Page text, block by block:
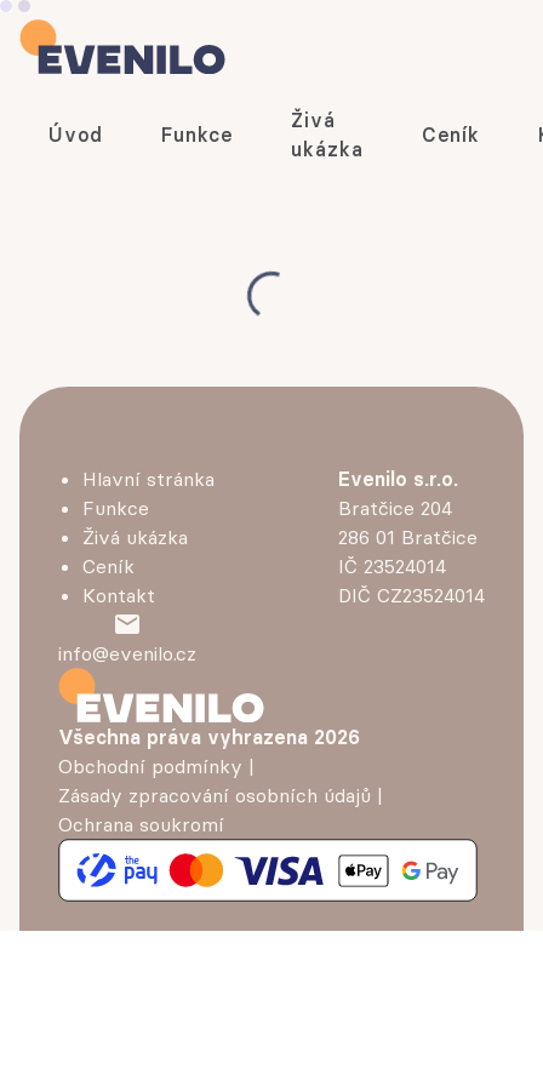
Úvod Funkce
Živá
ukázka
Ceník
Všechna práva vyhrazena 2026
Obchodní podmínky |
Zásady zpracování osobních údajů |
Ochrana soukromí
Hlavní stránka
Funkce
Živá ukázka
Ceník
Kontakt
Evenilo s.r.o.
Bratčice 204
286 01 Bratčice
IČ 23524014
DIČ CZ23524014
info@evenilo.cz